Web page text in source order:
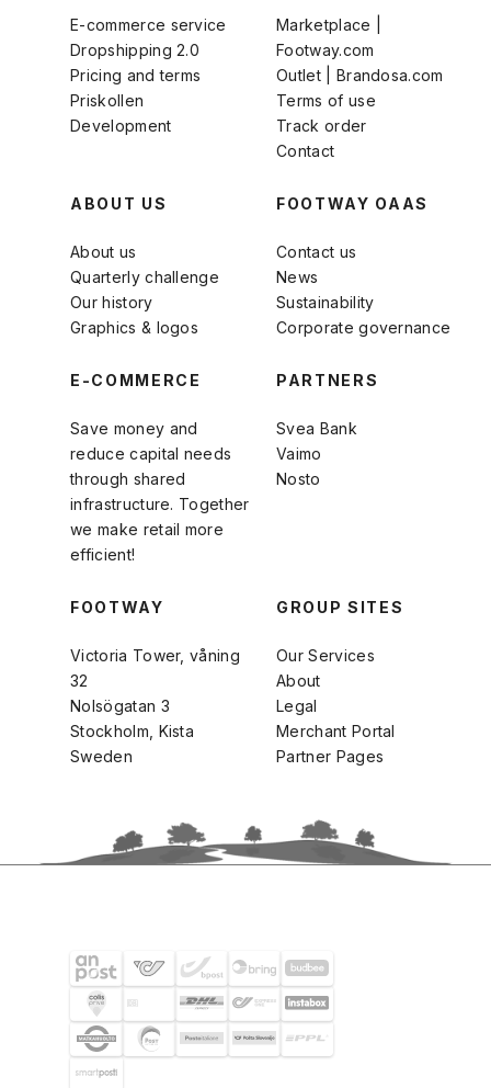
E-commerce service
Dropshipping 2.0
Pricing and terms
Priskollen
Development
Marketplace |
Footway.com
Outlet | Brandosa.com
Terms of use
Track order
Contact
ABOUT US
About us
Quarterly challenge
Our history
Graphics & logos
FOOTWAY OAAS
Contact us
News
Sustainability
Corporate governance
E-COMMERCE
Save money and
reduce capital needs
through shared
infrastructure. Together
we make retail more
efficient!
PARTNERS
Svea Bank
Vaimo
Nosto
FOOTWAY
Victoria Tower, våning
32
Nolsögatan 3
Stockholm, Kista
Sweden
GROUP SITES
Our Services
About
Legal
Merchant Portal
Partner Pages